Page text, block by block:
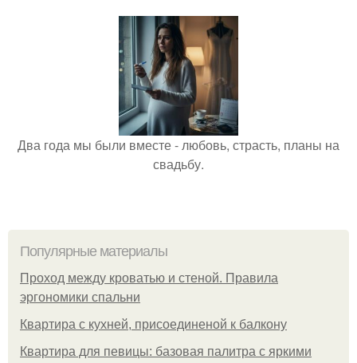
Два года мы были вместе - любовь, страсть, планы на
свадьбу.
Популярные материалы
Проход между кроватью и стеной. Правила
эргономики спальни
Квартира с кухней, присоединеной к балкону
Квартира для певицы: базовая палитра с яркими